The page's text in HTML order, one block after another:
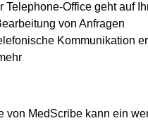
Telephone-Office geht auf
von Anfragen
Kommunikation
von MedScribe kann ein